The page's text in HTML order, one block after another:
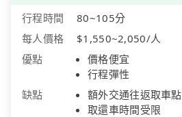
行程時間
80~105分
每人價格
$1,550~2,050/人
優點
價格便宜
行程彈性
缺點
額外交通往返取車點
取還車時間受限